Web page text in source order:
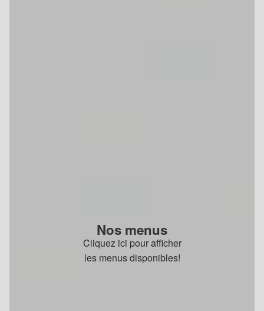
Nos menus
Cliquez ici pour afficher
les menus disponibles!